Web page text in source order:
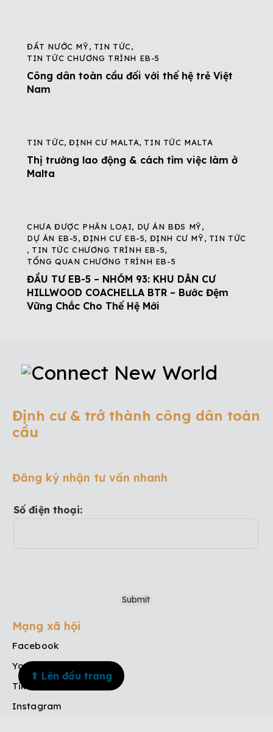
ĐẤT NƯỚC MỸ, TIN TỨC,
TIN TỨC CHƯƠNG TRÌNH EB-5
Công dân toàn cầu đối với thế hệ trẻ Việt
Nam
TIN TỨC,ĐỊNH CƯ MALTA, TIN TỨC MALTA
Thị trường lao động & cách tìm việc làm ở
Malta
CHƯA ĐƯỢC PHÂN LOẠI, DỰ ÁN BĐS MỸ,
DỰ ÁN EB-5,ĐỊNH CƯ EB-5, ĐỊNH CƯ MỸ, TIN TỨC
, TIN TỨC CHƯƠNG TRÌNH EB-5,
TỔNG QUAN CHƯƠNG TRÌNH EB-5
ĐẦU TƯ EB-5 – NHÓM 93: KHU DÂN CƯ
HILLWOOD COACHELLA BTR – Bước Đệm
Vững Chắc Cho Thế Hệ Mới
Định cư & trở thành công dân toàn
cầu
Đăng ký nhận tư vấn nhanh
Số điện thoại:
Mạng xã hội
Facebook
Youtube
TikTok
Instagram
⬆ Lên đầu trang